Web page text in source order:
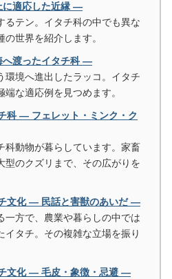
適応した近縁 ―
るテン。イタチ科の中でも異な
世界を紹介します。
渡ったイタチ科 ―
環境へ進出したラッコ。イタチ
な適応例を見つめます。
科 ― フェレット・ミンク・ク
科動物が暮らしています。家畜
型のクズリまで、その広がりを
文化 ― 民話と害獣のあいだ ―
一方で、農業や暮らしの中では
イタチ。その複雑な立場を振り
文化 ― 毛皮・象徴・忌避 ―